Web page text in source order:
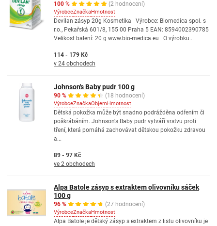
100 % (2 hodnocení)
VýrobceZnačkaHmotnost
Devilan zásyp 20g Kosmetika Výrobce: Biomedica spol. s
r.o., Pekařská 601/8, 155 00 Praha 5 EAN: 8594002390785
Velikost balení: 20 g www.bio-medica.eu O výrobku...
114 - 179 Kč
v 24 obchodech
Johnson's Baby pudr 100 g
90 % (18 hodnocení)
VýrobceZnačkaObjemHmotnost
Dětská pokožka může být snadno podrážděna odřením či
poškrábáním. Johnson's Baby pudr vytváří vrstvu proti
tření, která pomáhá zachovávat dětskou pokožku zdravou
a...
89 - 97 Kč
ve 2 obchodech
Alpa Batole zásyp s extraktem olivovníku sáček
100 g
96 % (27 hodnocení)
VýrobceZnačkaHmotnost
Alpa Batole je dětský zásyp s extraktem z listu olivovníku je